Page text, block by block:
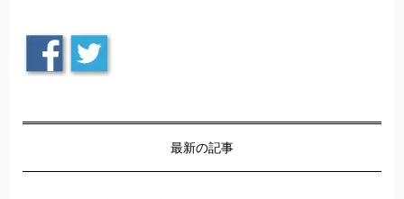
最新の記事